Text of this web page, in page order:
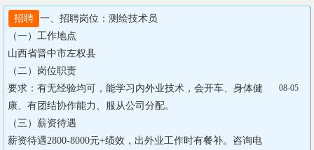
招聘 一、招聘岗位：测绘技术员
（一）工作地点
山西省晋中市左权县
（二）岗位职责
要求：有无经验均可，能学习内外业技术，会开车、身体健
康、有团结协作能力、服从公司分配。
（三）薪资待遇
薪资待遇2800-8000元+绩效，出外业工作时有餐补。咨询电
08-05